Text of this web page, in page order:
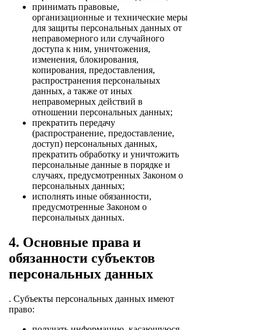
принимать правовые,
организационные и технические меры
для защиты персональных данных от
неправомерного или случайного
доступа к ним, уничтожения,
изменения, блокирования,
копирования, предоставления,
распространения персональных
данных, а также от иных
неправомерных действий в
отношении персональных данных;
прекратить передачу
(распространение, предоставление,
доступ) персональных данных,
прекратить обработку и уничтожить
персональные данные в порядке и
случаях, предусмотренных Законом о
персональных данных;
исполнять иные обязанности,
предусмотренные Законом о
персональных данных.
4. Основные права и
обязанности субъектов
персональных данных
. Субъекты персональных данных имеют
право: